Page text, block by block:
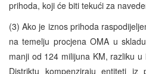
prihoda, koji će biti tekući za
(3) Ako je iznos prihoda
na temelju procjena OMA u
manji od 124 milijuna KM, razliku
Distriktu kompenziraju entiteti iz